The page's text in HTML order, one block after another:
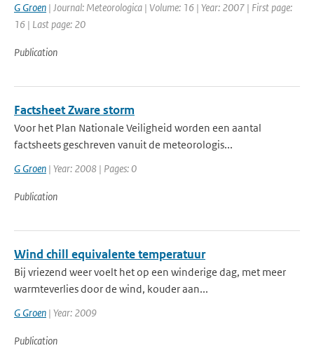
G Groen | Journal: Meteorologica | Volume: 16 | Year: 2007 | First page:
16 | Last page: 20
Publication
Factsheet Zware storm
Voor het Plan Nationale Veiligheid worden een aantal
factsheets geschreven vanuit de meteorologis...
G Groen | Year: 2008 | Pages: 0
Publication
Wind chill equivalente temperatuur
Bij vriezend weer voelt het op een winderige dag, met meer
warmteverlies door de wind, kouder aan...
G Groen | Year: 2009
Publication